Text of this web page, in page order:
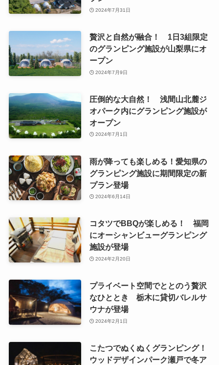
2024年7月31日
贅沢と自然が融合！ 1日3組限定
のグランピング施設が山梨県にオ
ープン
2024年7月9日
圧倒的な大自然！ 浅間山北麓ジ
オパーク内にグランピング施設が
オープン
2024年7月1日
雨が降っても楽しめる！愛知県の
グランピング施設に期間限定の新
プラン登場
2024年6月14日
コタツでBBQが楽しめる！ 福岡
にオーシャンビューグランピング
施設が登場
2024年2月20日
プライベート空間でととのう贅沢
なひととき 栃木に貸切バレルサ
ウナが登場
2024年2月1日
こたつでぬくぬくグランピング！
ウッドデザインパーク瀬戸で冬ア